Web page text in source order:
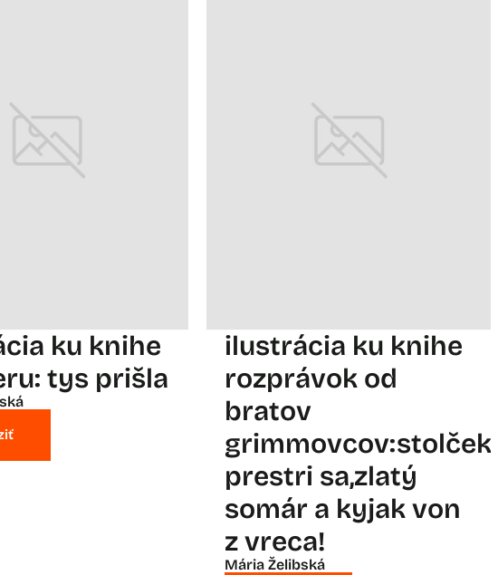
ku knihe
tys prišla
ilustrácia ku knihe
rozprávok od
bratov
grimmovcov:stolček
prestri sa,zlatý
somár a kyjak von
z vreca!
Mária Želibská